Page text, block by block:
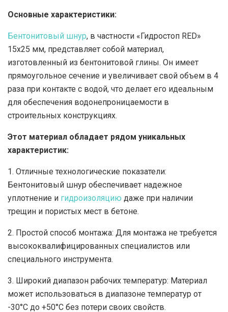
Основные характеристики:
Бентонитовый шнур, в частности «Гидростоп RED»
15х25 мм, представляет собой материал,
изготовленный из бентонитовой глины. Он имеет
прямоугольное сечение и увеличивает свой объем в 4
раза при контакте с водой, что делает его идеальным
для обеспечения водонепроницаемости в
строительных конструкциях.
Этот материал обладает рядом уникальных
характеристик:
1. Отличные технологические показатели:
Бентонитовый шнур обеспечивает надежное
уплотнение и гидроизоляцию даже при наличии
трещин и пористых мест в бетоне.
2. Простой способ монтажа: Для монтажа не требуется
высококвалифицированных специалистов или
специального инструмента.
3. Широкий диапазон рабочих температур: Материал
может использоваться в диапазоне температур от
-30°C до +50°C без потери своих свойств.